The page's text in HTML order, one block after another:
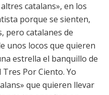
catalans», en los
porque se sienten,
pero catalanes de
unos locos que quieren
estrella el banquillo de
Por Ciento. Yo
que quieren llevar